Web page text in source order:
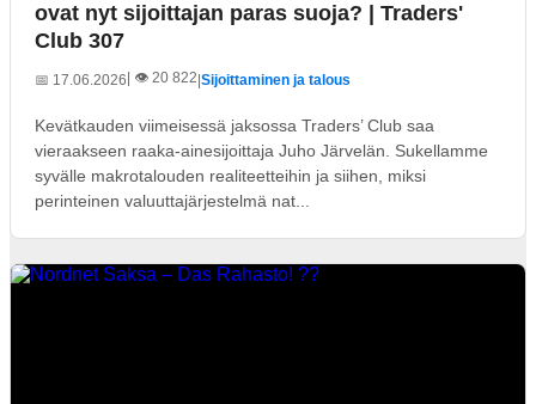
ovat nyt sijoittajan paras suoja? | Traders'
Club 307
📅 17.06.2026 | 👁️ 20 822|Sijoittaminen ja talous
Kevätkauden viimeisessä jaksossa Traders’ Club saa
vieraakseen raaka-ainesijoittaja Juho Järvelän. Sukellamme
syvälle makrotalouden realiteetteihin ja siihen, miksi
perinteinen valuuttajärjestelmä nat...